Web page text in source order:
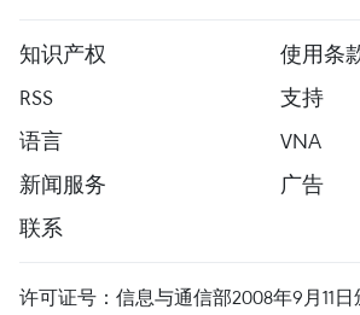
知识产权
使用条
RSS
支持
语言
VNA
新闻服务
广告
联系
许可证号：信息与通信部2008年9月11日